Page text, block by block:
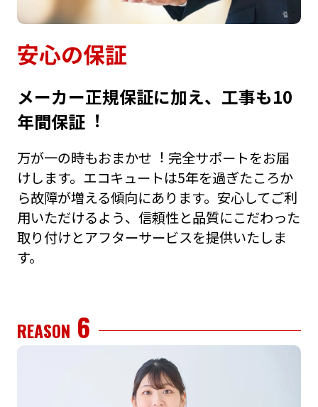
安⼼の保証
メーカー正規保証に加え、⼯事も10
年間保証︕
万が⼀の時もおまかせ︕ 完全サポートをお届
けします。エコキュートは5年を過ぎたころか
ら故障が増える傾向にあります。安⼼してご利
⽤いただけるよう、信頼性と品質にこだわった
取り付けとアフターサービスを提供いたしま
す。
REASON 6